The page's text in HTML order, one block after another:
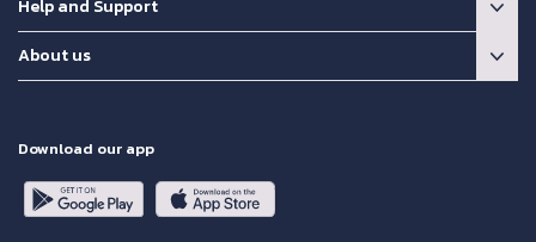
Help and Support
About us
Download our app